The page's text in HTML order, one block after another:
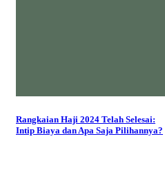
Rangkaian Haji 2024 Telah Selesai:
Intip Biaya dan Apa Saja Pilihannya?